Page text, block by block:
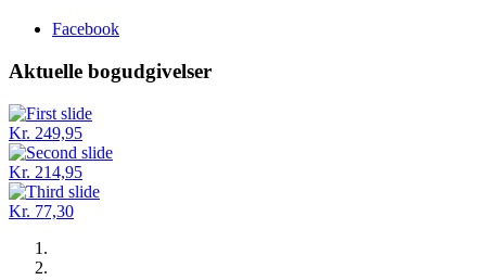
Facebook
Aktuelle bogudgivelser
Kr. 249,95
Kr. 214,95
Kr. 77,30